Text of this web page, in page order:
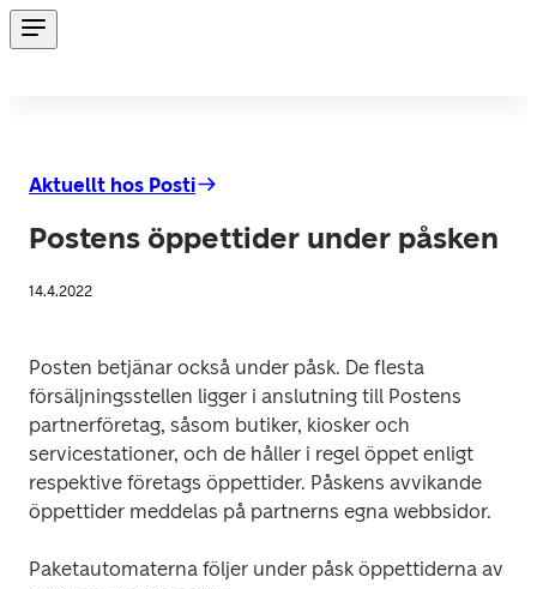
Aktuellt hos Posti
Postens öppettider under påsken
14.4.2022
Posten betjänar också under påsk. De flesta
försäljningsstellen ligger i anslutning till Postens
partnerföretag, såsom butiker, kiosker och
servicestationer, och de håller i regel öppet enligt
respektive företags öppettider. Påskens avvikande
öppettider meddelas på partnerns egna webbsidor.
Paketautomaterna följer under påsk öppettiderna av